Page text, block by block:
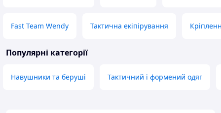
Fast Team Wendy Тактична екіпірування
Популярні категорії
Навушники та беруші Тактичний і формений одяг